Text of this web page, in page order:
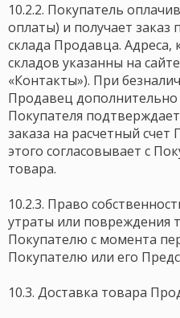
10.2.2. Покупатель
оплаты) и получает заказ
склада Продавца.
складов указанны на
«Контакты»). При
Продавец
Покупателя
заказа на расчетный
этого согласовывает с
товара.
10.2.3. Право
утраты или повреждения
Покупателю с момента
Покупателю или его
10.3. Доставка товара